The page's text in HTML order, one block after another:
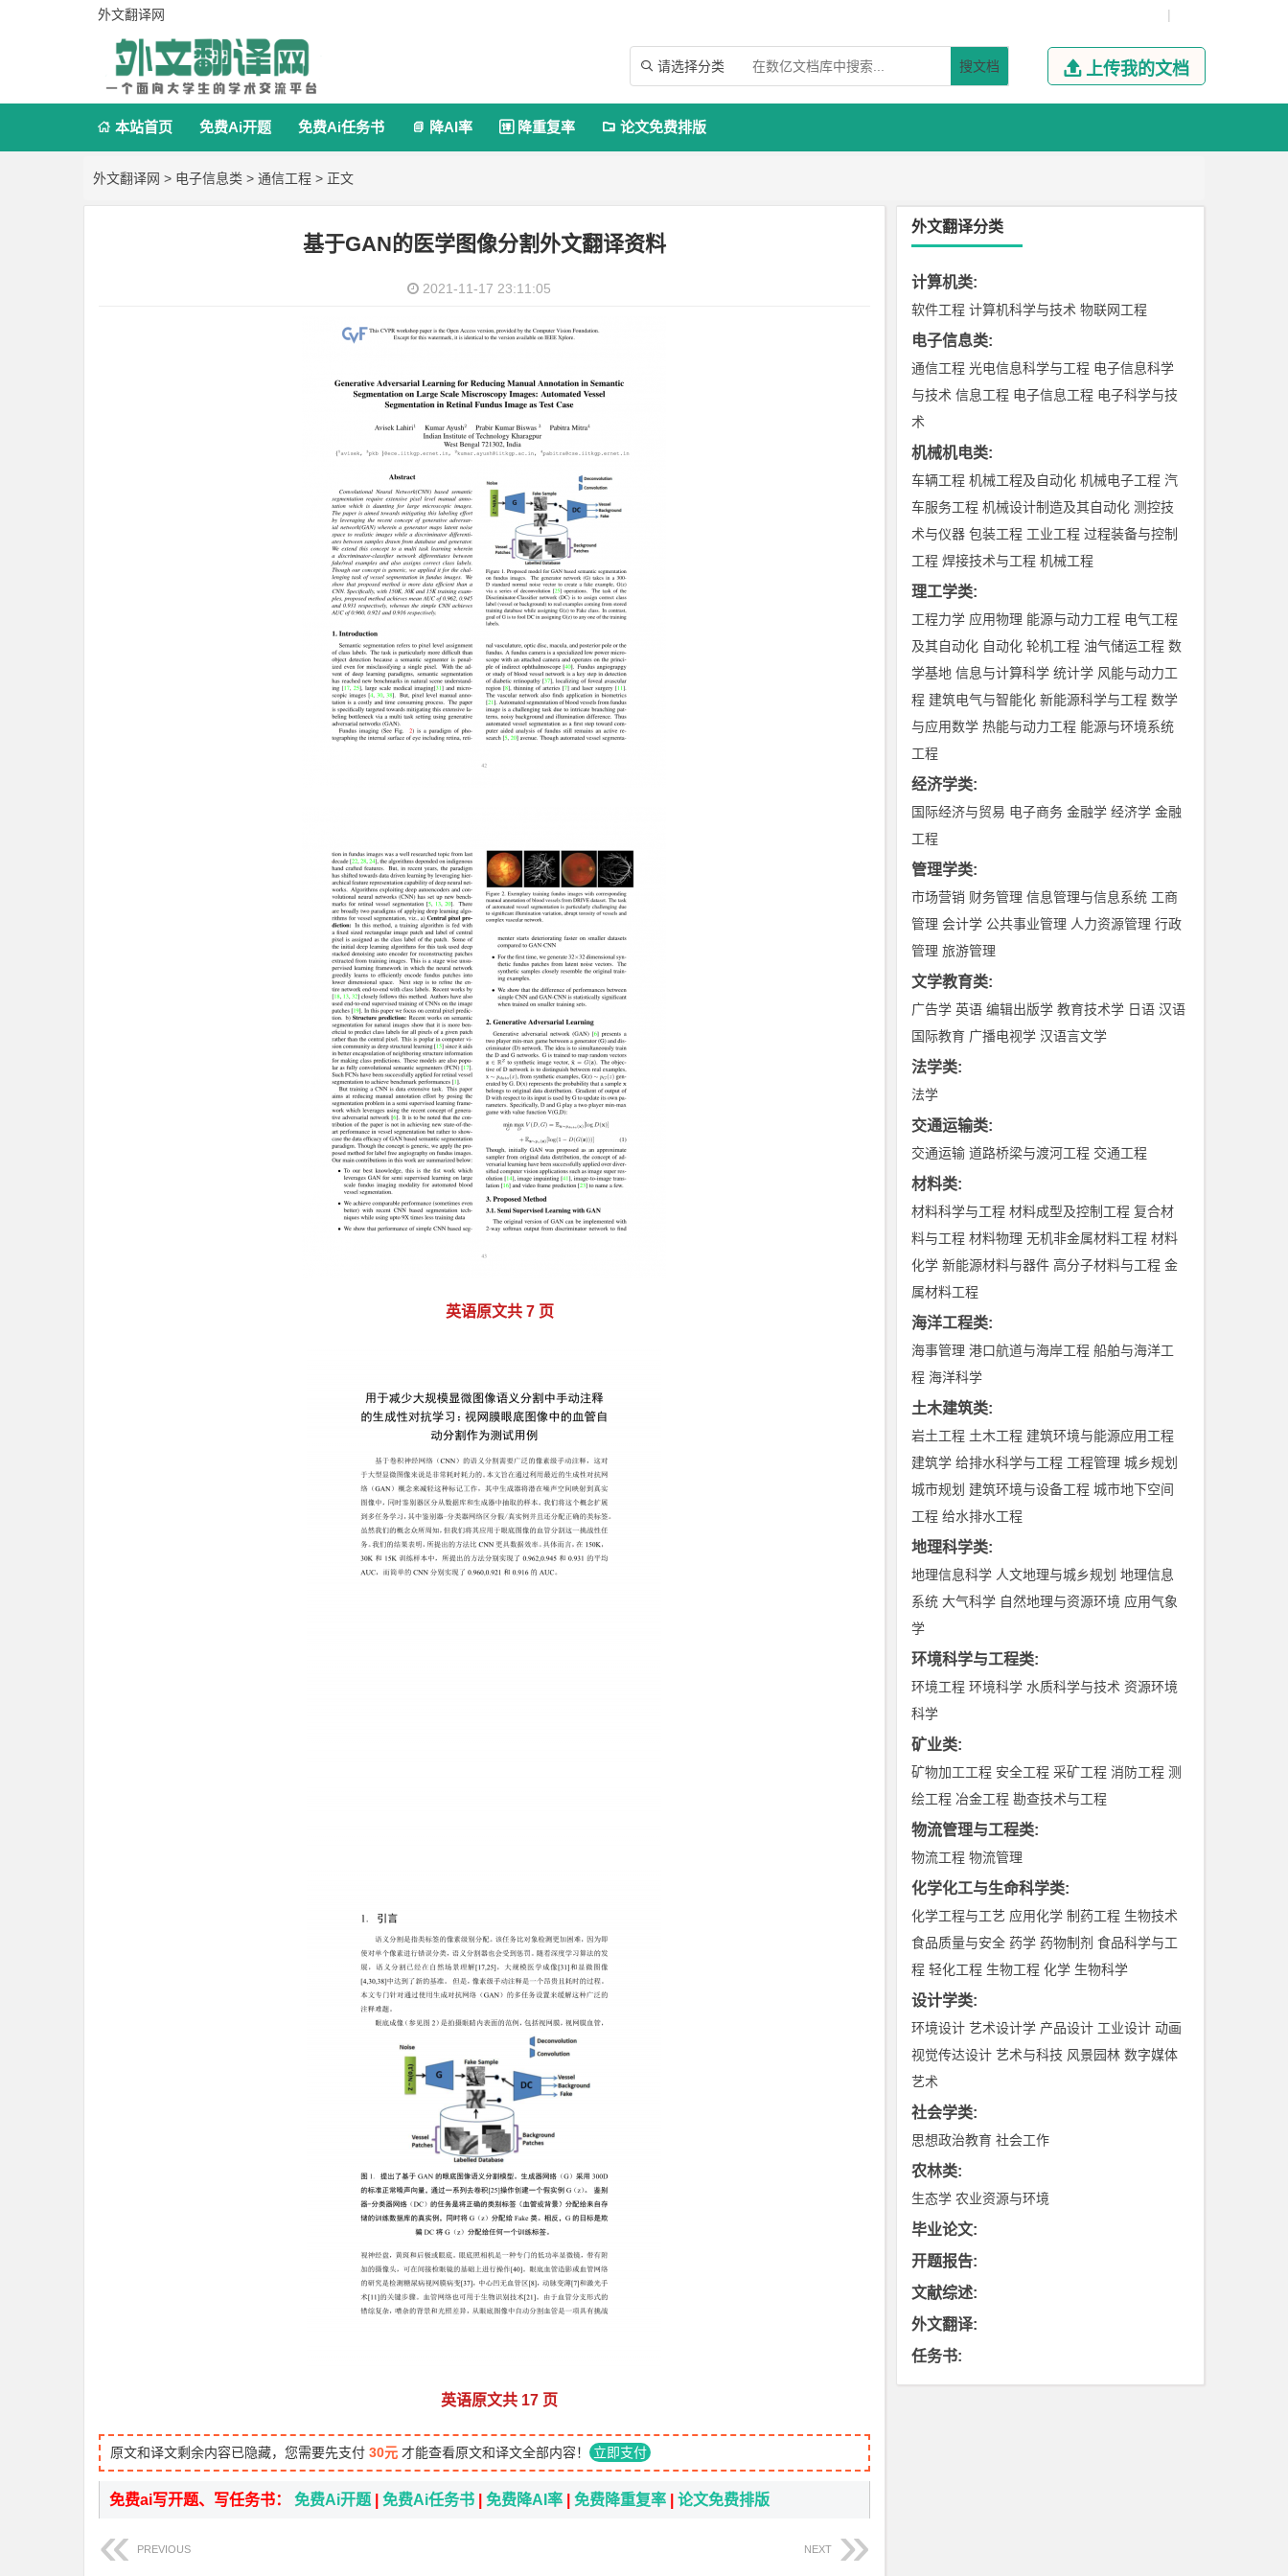
外文翻译网 |
 请选择分类 搜文档  上传我的文档
 本站首页 免费Ai开题 免费Ai任务书  降AI率  降重复率  论文免费排版
外文翻译网 > 电子信息类 > 通信工程 > 正文
基于GAN的医学图像分割外文翻译资料
2021-11-17 23:11:05
英语原文共 7 页
英语原文共 17 页
原文和译文剩余内容已隐藏，您需要先支付 30元 才能查看原文和译文全部内容！ 立即支付
免费ai写开题、写任务书： 免费Ai开题 免费Ai任务书 免费降AI率 免费降重复率 论文免费排版
PREVIOUS NEXT
外文翻译分类
计算机类:
软件工程 计算机科学与技术 物联网工程
电子信息类:
通信工程 光电信息科学与工程 电子信息科学
与技术 信息工程 电子信息工程 电子科学与技
术
机械机电类:
车辆工程 机械工程及自动化 机械电子工程 汽
车服务工程 机械设计制造及其自动化 测控技
术与仪器 包装工程 工业工程 过程装备与控制
工程 焊接技术与工程 机械工程
理工学类:
工程力学 应用物理 能源与动力工程 电气工程
及其自动化 自动化 轮机工程 油气储运工程 数
学基地 信息与计算科学 统计学 风能与动力工
程 建筑电气与智能化 新能源科学与工程 数学
与应用数学 热能与动力工程 能源与环境系统
工程
经济学类:
国际经济与贸易 电子商务 金融学 经济学 金融
工程
管理学类:
市场营销 财务管理 信息管理与信息系统 工商
管理 会计学 公共事业管理 人力资源管理 行政
管理 旅游管理
文学教育类:
广告学 英语 编辑出版学 教育技术学 日语 汉语
国际教育 广播电视学 汉语言文学
法学类:
法学
交通运输类:
交通运输 道路桥梁与渡河工程 交通工程
材料类:
材料科学与工程 材料成型及控制工程 复合材
料与工程 材料物理 无机非金属材料工程 材料
化学 新能源材料与器件 高分子材料与工程 金
属材料工程
海洋工程类:
海事管理 港口航道与海岸工程 船舶与海洋工
程 海洋科学
土木建筑类:
岩土工程 土木工程 建筑环境与能源应用工程
建筑学 给排水科学与工程 工程管理 城乡规划
城市规划 建筑环境与设备工程 城市地下空间
工程 给水排水工程
地理科学类:
地理信息科学 人文地理与城乡规划 地理信息
系统 大气科学 自然地理与资源环境 应用气象
学
环境科学与工程类:
环境工程 环境科学 水质科学与技术 资源环境
科学
矿业类:
矿物加工工程 安全工程 采矿工程 消防工程 测
绘工程 冶金工程 勘查技术与工程
物流管理与工程类:
物流工程 物流管理
化学化工与生命科学类:
化学工程与工艺 应用化学 制药工程 生物技术
食品质量与安全 药学 药物制剂 食品科学与工
程 轻化工程 生物工程 化学 生物科学
设计学类:
环境设计 艺术设计学 产品设计 工业设计 动画
视觉传达设计 艺术与科技 风景园林 数字媒体
艺术
社会学类:
思想政治教育 社会工作
农林类:
生态学 农业资源与环境
毕业论文:
开题报告:
文献综述:
外文翻译:
任务书: